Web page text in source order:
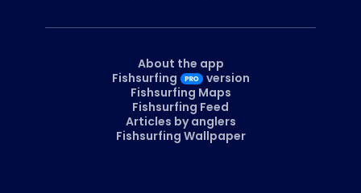
About the app
Fishsurfing
version
Fishsurfing Maps
Fishsurfing Feed
Articles by anglers
Fishsurfing Wallpaper